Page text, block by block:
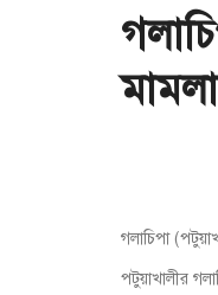
মামলা
গলাচিপা
পটুয়াখালীর